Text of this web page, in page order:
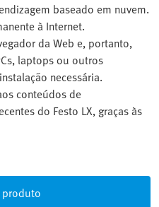
baseado em nuvem.
à Internet.
da Web e, portanto,
laptops ou outros
necessária.
conteúdos de
do Festo LX, graças às